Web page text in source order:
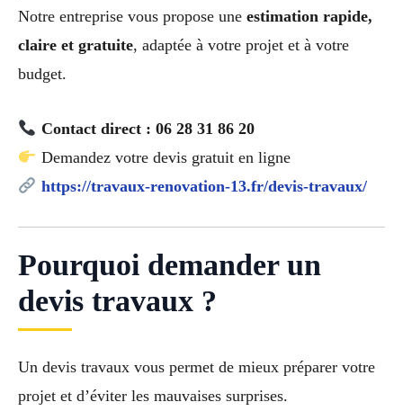
Notre entreprise vous propose une estimation rapide,
claire et gratuite, adaptée à votre projet et à votre
budget.
Contact direct : 06 28 31 86 20
Demandez votre devis gratuit en ligne
https://travaux-renovation-13.fr/devis-travaux/
Pourquoi demander un
devis travaux ?
Un devis travaux vous permet de mieux préparer votre
projet et d’éviter les mauvaises surprises.